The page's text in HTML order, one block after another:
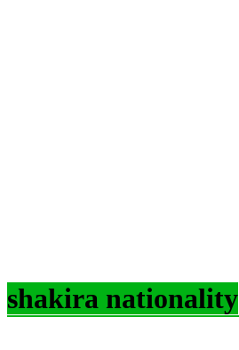
shakira nationality